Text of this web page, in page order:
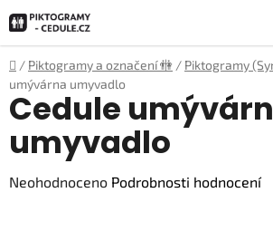
na
obsah
Domů
/ Piktogramy a označení 🚻 / Piktogramy
umývárna umyvadlo
Cedule
umyvadlo
Průměrné
Neohodnoceno Podrobnosti hodnocení